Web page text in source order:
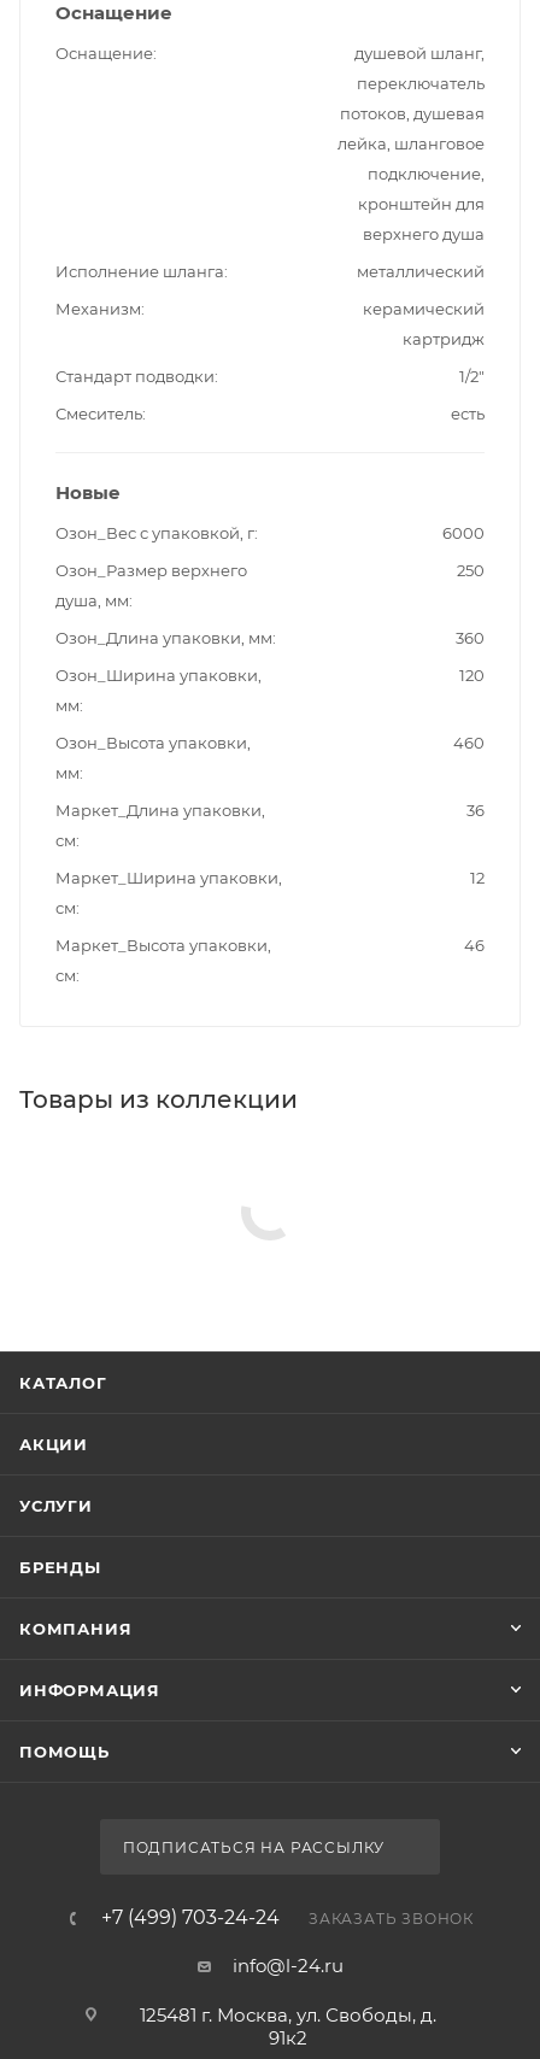
Оснащение
Оснащение
душевой шланг,
переключатель
потоков, душевая
лейка, шланговое
подключение,
кронштейн для
верхнего душа
Исполнение шланга
металлический
Механизм
керамический
картридж
Стандарт подводки
1/2"
Смеситель
есть
Новые
Озон_Вес с упаковкой, г
6000
Озон_Размер верхнего
душа, мм
250
Озон_Длина упаковки, мм
360
Озон_Ширина упаковки,
мм
120
Озон_Высота упаковки,
мм
460
Маркет_Длина упаковки,
см
36
Маркет_Ширина упаковки,
см
12
Маркет_Высота упаковки,
см
46
Товары из коллекции
Berges Wasserhaus
Код товара
Серия
Страна
Гарантия
Озон_Вес с упаковкой, г
Тип товара
Стиль
Кронштейн для верхнего душа Berges Wasserhaus